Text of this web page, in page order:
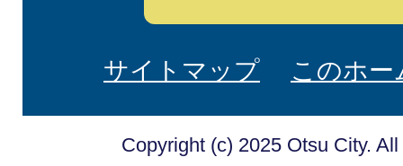
サイトマップ このホ
Copyright (c) 2025 Otsu City.